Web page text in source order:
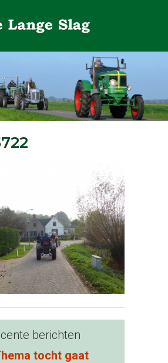
berichten
tocht gaat